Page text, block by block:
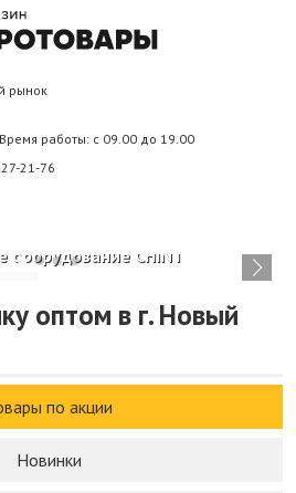
рынок
Время работы: с 09.00 до 19.00
21-76
в каталоге:
оборудование CHINT
оптом в г. Новый
по акции
Новинки